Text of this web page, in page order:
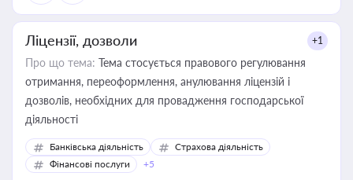
Ліцензії, дозволи +1
Про що тема: Тема стосується правового регулювання
отримання, переоформлення, анулювання ліцензій і
дозволів, необхідних для провадження господарської
діяльності
Банківська діяльність
Страхова діяльність
Фінансові послуги
+5